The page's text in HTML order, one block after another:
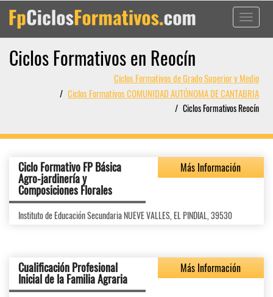
Toggle
Ciclos Formativos en Reocín
Ciclos Formativos de Grado Superior y Medio
Ciclos Formativos COMUNIDAD AUTÓNOMA DE CANTABRIA
Ciclos Formativos Reocín
Ciclo Formativo FP Básica
Agro-jardinería y
Composiciones Florales
Más Información
Instituto de Educación Secundaria NUEVE VALLES, EL PINDIAL, 39530
Cualificación Profesional
Inicial de la Familia Agraria
Más Información